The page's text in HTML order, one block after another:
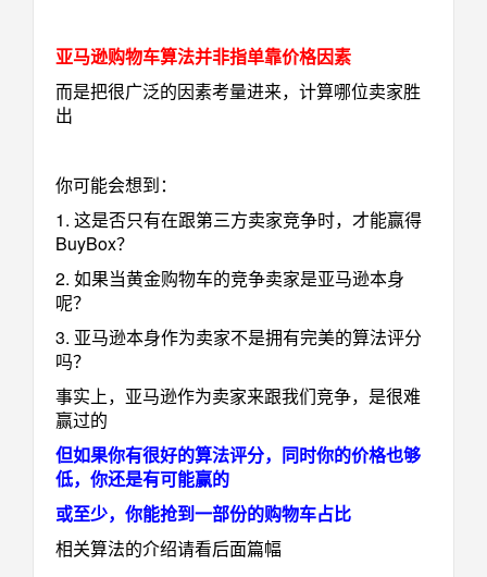
亚马逊购物车算法并非指单靠价格因素
而是把很广泛的因素考量进来，计算哪位卖家胜
出
你可能会想到：
1. 这是否只有在跟第三方卖家竞争时，才能赢得
BuyBox？
2. 如果当黄金购物车的竞争卖家是亚马逊本身
呢？
3. 亚马逊本身作为卖家不是拥有完美的算法评分
吗？
事实上，亚马逊作为卖家来跟我们竞争，是很难
赢过的
但如果你有很好的算法评分，同时你的价格也够
低，你还是有可能赢的
或至少，你能抢到一部份的购物车占比
相关算法的介绍请看后面篇幅